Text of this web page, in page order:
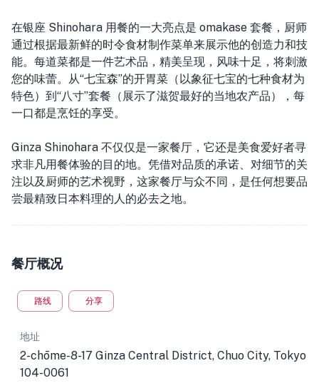
在银座 Shinohara 用餐的一大亮点是 omakase 套餐，厨师
通过根据最新鲜的时令食材制作菜单来展示他的创造力和技
能。每道菜都是一件艺术品，精美呈现，风味十足，将刺激
您的味蕾。从“七宝森”的开胃菜（以象征七宝的七种食材为
特色）到“八寸”套餐（展示了滋贺最好的当地农产品），每
一口都是烹饪的享受。
Ginza Shinohara 不仅仅是一家餐厅，它还是美食爱好者寻
求非凡用餐体验的目的地。凭借对品质的承诺、对细节的关
注以及厨师的艺术视野，这家餐厅与众不同，是任何想要品
尝最精致日本料理的人的必去之地。
餐厅概况
路线 分享
地址
2-chōme-8-17 Ginza Central District, Chuo City, Tokyo
104-0061